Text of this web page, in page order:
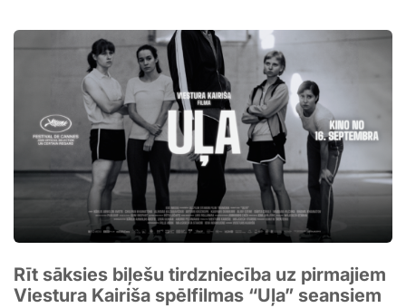
Rīt sāksies biļešu tirdzniecība uz pirmajiem
Viestura Kairiša spēlfilmas “Uļa” seansiem